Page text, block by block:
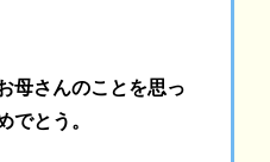
母さんのことを思っ
でとう。